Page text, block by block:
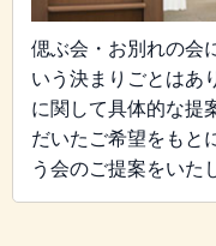
偲ぶ会・お別れの会
いう決まりごとはあ
に関して具体的な提
だいたご希望をもと
う会のご提案をいた